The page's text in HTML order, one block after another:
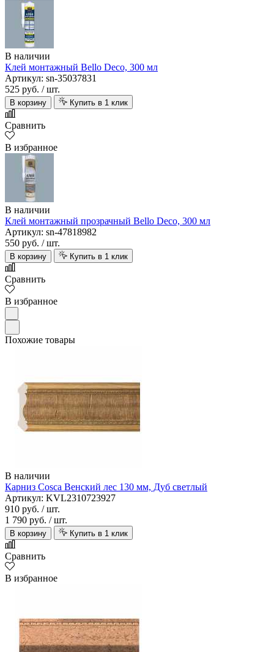
В наличии
Клей монтажный Bello Deco, 300 мл
Артикул: sn-35037831
525 руб. / шт.
В корзину Купить в 1 клик
Сравнить
В избранное
В наличии
Клей монтажный прозрачный Bello Deco, 300 мл
Артикул: sn-47818982
550 руб. / шт.
В корзину Купить в 1 клик
Сравнить
В избранное
Похожие товары
В наличии
Карниз Cosca Венский лес 130 мм, Дуб светлый
Артикул: KVL2310723927
910 руб. / шт.
1 790 руб. / шт.
В корзину Купить в 1 клик
Сравнить
В избранное